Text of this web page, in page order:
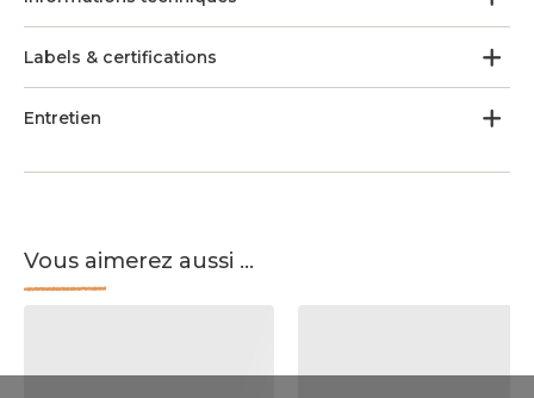
Labels & certifications
Entretien
Vous aimerez aussi ...